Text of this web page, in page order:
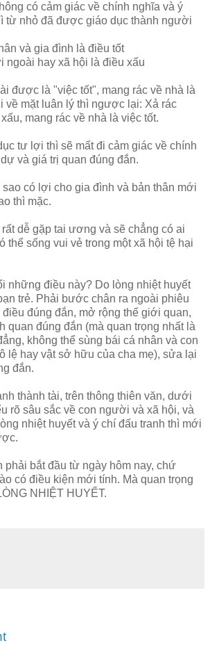
có cảm giác về chính nghĩa và ý
từ nhỏ đã được giáo dục thành người
và gia đình là điều tốt
ngoài hay xã hội là điều xấu
được là "việc tốt", mang rác về nhà là
về mặt luân lý thì ngược lại: Xả rác
mang rác về nhà là việc tốt.
tư lợi thì sẽ mất đi cảm giác về chính
và giá trị quan đúng đắn.
sao có lợi cho gia đình và bản thân mới
thì mặc.
dễ gặp tai ương và sẽ chẳng có ai
thể sống vui vẻ trong một xã hội tệ hại
những điều này? Do lòng nhiệt huyết
trẻ. Phải bước chân ra ngoài phiêu
đúng đắn, mở rộng thế giới quan,
quan đúng đắn (mà quan trọng nhất là
không thể sùng bái cá nhân và con
lệ hay vật sở hữu của cha mẹ), sửa lại
đắn.
thành tài, trên thông thiên văn, dưới
rõ sâu sắc về con người và xã hội, và
nhiệt huyết và ý chí đấu tranh thì mới
phải bắt đầu từ ngày hôm nay, chứ
có điều kiện mới tính. Mà quan trọng
NHIỆT HUYẾT.